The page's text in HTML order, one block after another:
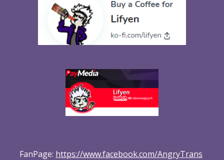
FanPage: https://www.facebook.com/AngryTrans